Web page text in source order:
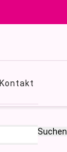
Kontakt
Suchen